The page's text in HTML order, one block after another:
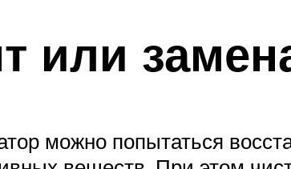
или
можно попытаться